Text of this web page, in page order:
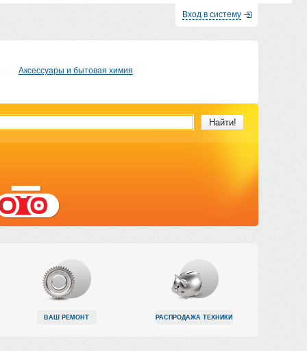
Вход в систему
Аксессуары и бытовая химия
ВАШ РЕМОНТ РАСПРОДАЖА ТЕХНИКИ